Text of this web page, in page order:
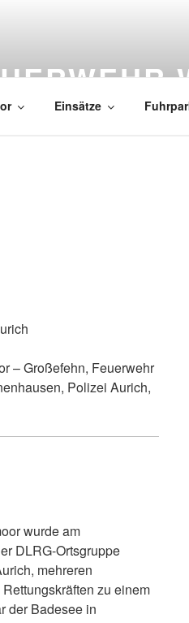
Einsätze
– Großefehn, Feuerwehr
Polizei Aurich,
wurde am
DLRG-Ortsgruppe
mehreren
zu einem
der Badesee in